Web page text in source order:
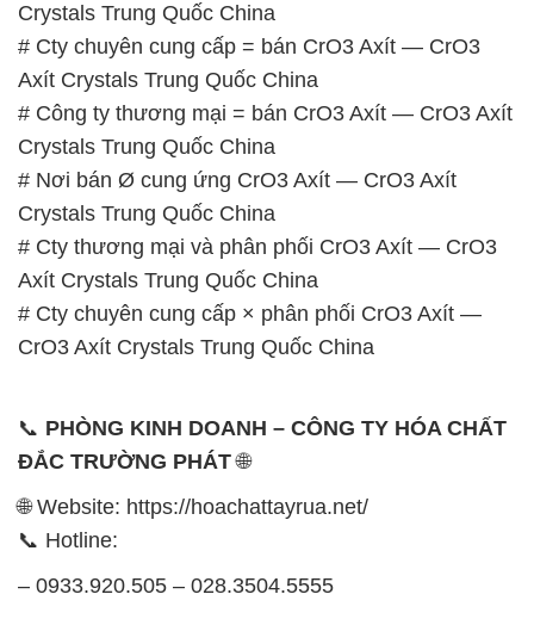
Crystals Trung Quốc China
# Cty chuyên cung cấp = bán CrO3 Axít — CrO3
Axít Crystals Trung Quốc China
# Công ty thương mại = bán CrO3 Axít — CrO3 Axít
Crystals Trung Quốc China
# Nơi bán Ø cung ứng CrO3 Axít — CrO3 Axít
Crystals Trung Quốc China
# Cty thương mại và phân phối CrO3 Axít — CrO3
Axít Crystals Trung Quốc China
# Cty chuyên cung cấp × phân phối CrO3 Axít —
CrO3 Axít Crystals Trung Quốc China
📞 PHÒNG KINH DOANH – CÔNG TY HÓA CHẤT
ĐẮC TRƯỜNG PHÁT🌐
🌐 Website: https://hoachattayrua.net/
📞 Hotline:
– 0933.920.505 – 028.3504.5555